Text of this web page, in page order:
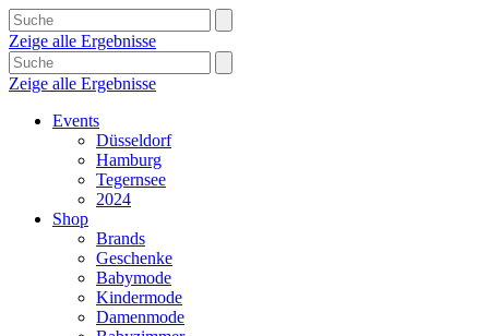
Zeige alle Ergebnisse
Zeige alle Ergebnisse
Events
Düsseldorf
Hamburg
Tegernsee
2024
Shop
Brands
Geschenke
Babymode
Kindermode
Damenmode